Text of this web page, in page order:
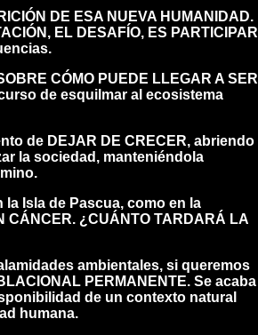
DE ESA NUEVA HUMANIDAD.
EL DESAFÍO, ES PARTICIPAR
CÓMO PUEDE LLEGAR A SER
de esquilmar al ecosistema
de DEJAR DE CRECER, abriendo
la sociedad, manteniéndola
Isla de Pascua, como en la
CÁNCER. ¿CUÁNTO TARDARÁ LA
ambientales, si queremos
PERMANENTE. Se acaba
de un contexto natural
humana.